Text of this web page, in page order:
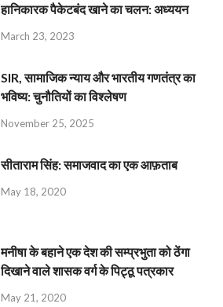
हानिकारक पैकेटबंद खाने का चलन: अध्ययन
March 23, 2023
SIR, सामाजिक न्याय और भारतीय गणतंत्र का
भविष्य: चुनौतियों का विश्लेषण
November 25, 2025
सीताराम सिंह: समाजवाद का एक आफ़ताब
May 18, 2020
मनीषा के बहाने एक देश की सम्प्रभुता को ठेंगा
दिखाने वाले शासक वर्ग के पिट्ठू पत्रकार
May 21, 2020